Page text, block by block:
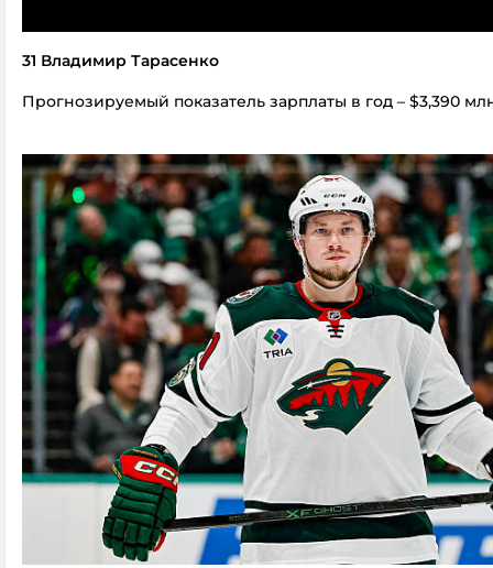
31 Владимир Тарасенко
Прогнозируемый показатель зарплаты в год – $3,390